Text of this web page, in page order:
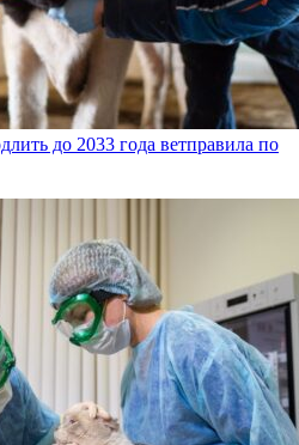
до 2033 года ветправила по